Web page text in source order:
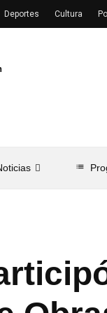
list
Deportes Cultura